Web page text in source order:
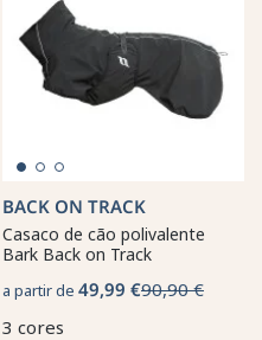
BACK ON TRACK
Casaco de cão polivalente
Bark Back on Track
a partir de 49,99 €90,90 €
3 cores